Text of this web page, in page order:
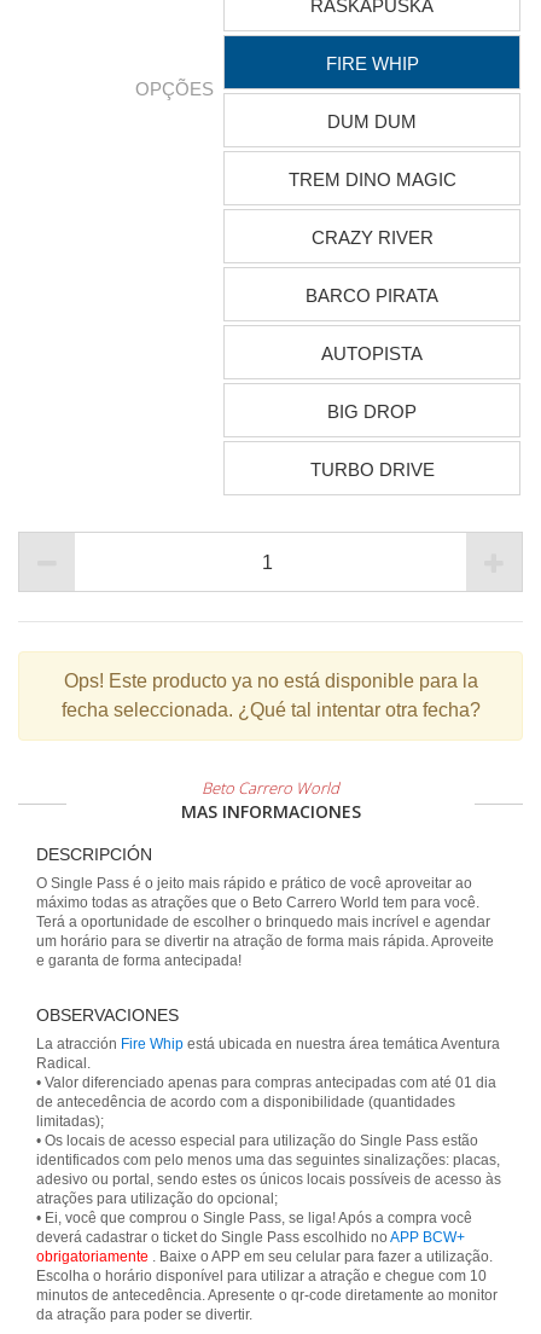
OPÇÕES
RASKAPUSKA
FIRE WHIP
DUM DUM
TREM DINO MAGIC
CRAZY RIVER
BARCO PIRATA
AUTOPISTA
BIG DROP
TURBO DRIVE
Ops! Este producto ya no está disponible para la
fecha seleccionada. ¿Qué tal intentar otra fecha?
Beto Carrero World
MAS INFORMACIONES
DESCRIPCIÓN
O Single Pass é o jeito mais rápido e prático de você aproveitar ao
máximo todas as atrações que o Beto Carrero World tem para você.
Terá a oportunidade de escolher o brinquedo mais incrível e agendar
um horário para se divertir na atração de forma mais rápida. Aproveite
e garanta de forma antecipada!
OBSERVACIONES
La atracción Fire Whip está ubicada en nuestra área temática Aventura
Radical.
• Valor diferenciado apenas para compras antecipadas com até 01 dia
de antecedência de acordo com a disponibilidade (quantidades
limitadas);
• Os locais de acesso especial para utilização do Single Pass estão
identificados com pelo menos uma das seguintes sinalizações: placas,
adesivo ou portal, sendo estes os únicos locais possíveis de acesso às
atrações para utilização do opcional;
• Ei, você que comprou o Single Pass, se liga! Após a compra você
deverá cadastrar o ticket do Single Pass escolhido no APP BCW+
obrigatoriamente . Baixe o APP em seu celular para fazer a utilização.
Escolha o horário disponível para utilizar a atração e chegue com 10
minutos de antecedência. Apresente o qr-code diretamente ao monitor
da atração para poder se divertir.